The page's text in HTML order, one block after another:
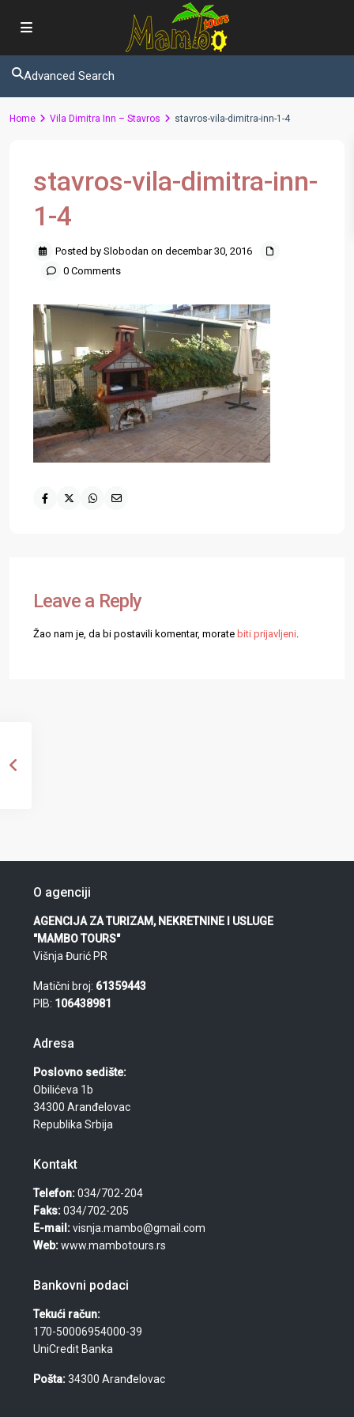
Advanced Search
Home Vila Dimitra Inn – Stavros stavros-vila-dimitra-inn-1-4
stavros-vila-dimitra-inn-
1-4
Posted by Slobodan on decembar 30, 2016
0 Comments
Leave a Reply
Žao nam je, da bi postavili komentar, morate biti prijavljeni.
O agenciji
AGENCIJA ZA TURIZAM, NEKRETNINE I USLUGE
"MAMBO TOURS"
Višnja Đurić PR
Matični broj: 61359443
PIB: 106438981
Adresa
Poslovno sedište:
Obilićeva 1b
34300 Aranđelovac
Republika Srbija
Kontakt
Telefon:034/702-204
Faks:034/702-205
E-mail:visnja.mambo@gmail.com
Web:www.mambotours.rs
Bankovni podaci
Tekući račun:
170-50006954000-39
UniCredit Banka
Pošta:34300 Aranđelovac